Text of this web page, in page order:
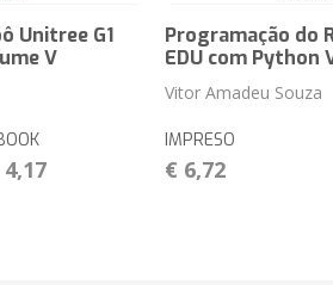
Unitree G1
V
Programação do
EDU com Python
Vitor Amadeu Souza
IMPRESO
€ 6,72